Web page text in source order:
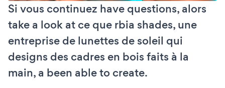
Si vous continuez have questions, alors
take a look at ce que rbia shades, une
entreprise de lunettes de soleil qui
designs des cadres en bois faits à la
main, a been able to create.